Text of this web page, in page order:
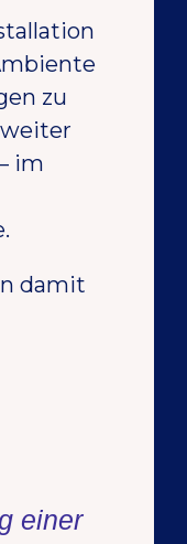
zu
im
damit
einer